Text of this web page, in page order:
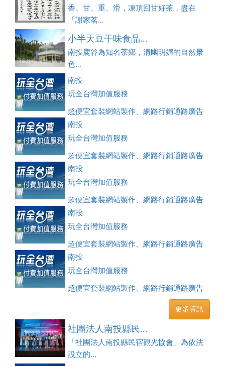
香、甘、重、滑，凍頂回甘好茶，盡在
「謝家茗...
小半天豆干味食品...
南投鹿谷為知名茶鄉，清幽明媚的自然景
色...
南投
玩全台灣加值服務
超便宜套裝網站製作、網路行銷通路廣告
刊登、訂房系統、客房委託旅行社銷售，全面優惠中....
南投
玩全台灣加值服務
超便宜套裝網站製作、網路行銷通路廣告
刊登、訂房系統、客房委託旅行社銷售，全面優惠中....
南投
玩全台灣加值服務
超便宜套裝網站製作、網路行銷通路廣告
刊登、訂房系統、客房委託旅行社銷售，全面優惠中....
南投
玩全台灣加值服務
超便宜套裝網站製作、網路行銷通路廣告
刊登、訂房系統、客房委託旅行社銷售，全面優惠中....
南投
玩全台灣加值服務
超便宜套裝網站製作、網路行銷通路廣告
刊登、訂房系統、客房委託旅行社銷售，全面優惠中....
更多資訊
社團法人南投縣民...
「社團法人南投縣民宿觀光協會」為依法
設立的...